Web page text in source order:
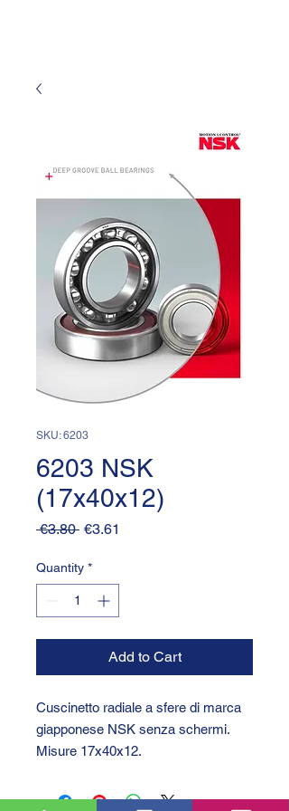
SKU: 6203
6203 NSK
(17x40x12)
€3.80 Regular
€3.61
Quantity *
Add to Cart
Cuscinetto radiale a sfere di marca
giapponese NSK senza schermi.
Misure 17x40x12.